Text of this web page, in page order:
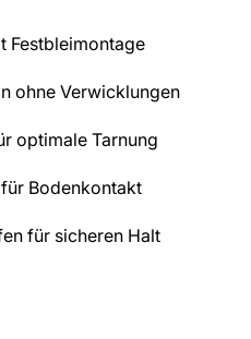
Festbleimontage
ohne Verwicklungen
optimale Tarnung
Bodenkontakt
für sicheren Halt